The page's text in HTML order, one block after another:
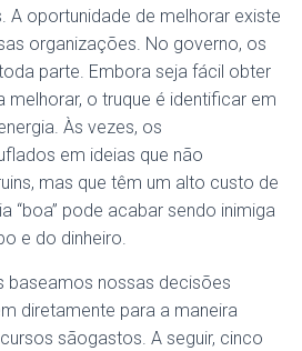
A oportunidade de melhorar existe
organizações. No governo, os
parte. Embora seja fácil obter
melhorar, o truque é identificar em
Às vezes, os
em ideias que não
mas que têm um alto custo de
“boa” pode acabar sendo inimiga
e do dinheiro.
baseamos nossas decisões
diretamente para a maneira
sãogastos. A seguir, cinco